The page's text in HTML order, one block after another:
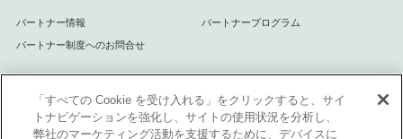
パートナー情報 パートナープログラム
パートナー制度へのお問合せ
サポート
「すべての Cookie を受け入れる」をクリックすると、サイ
トナビゲーションを強化し、サイトの使用状況を分析し、
弊社のマーケティング活動を支援するために、デバイスに